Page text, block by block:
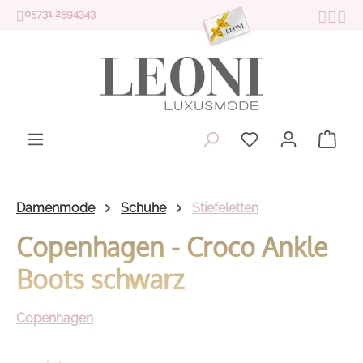
Zum Hauptinhalt springen
05731 2594343
Du hast 0
Damenmode Schuhe Stiefeletten
Copenhagen - Croco Ankle
Boots schwarz
Copenhagen